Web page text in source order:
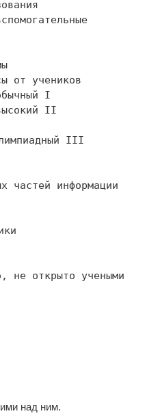
ІІ
не открыто учеными
над ним.